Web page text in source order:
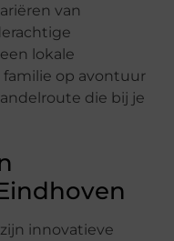
van
lokale
familie op avontuur
die bij je
innovatieve